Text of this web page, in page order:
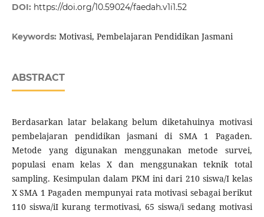
DOI: https://doi.org/10.59024/faedah.v1i1.52
Keywords: Motivasi, Pembelajaran Pendidikan Jasmani
ABSTRACT
Berdasarkan latar belakang belum diketahuinya motivasi
pembelajaran pendidikan jasmani di SMA 1 Pagaden.
Metode yang digunakan menggunakan metode survei,
populasi enam kelas X dan menggunakan teknik total
sampling. Kesimpulan dalam PKM ini dari 210 siswa/I kelas
X SMA 1 Pagaden mempunyai rata motivasi sebagai berikut
110 siswa/iI kurang termotivasi, 65 siswa/i sedang motivasi